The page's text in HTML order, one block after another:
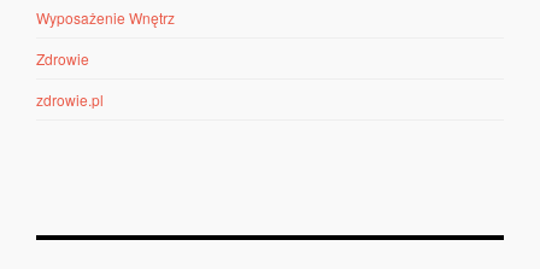
Wyposażenie Wnętrz
Zdrowie
zdrowie.pl